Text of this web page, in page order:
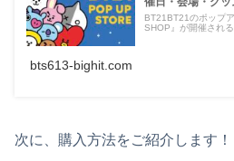
BT21BT21のポップ
SHOP』が開催される
bts613-bighit.com
次に、購入方法をご紹介します！